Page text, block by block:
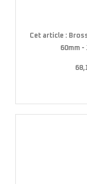
Cet article :
60mm -